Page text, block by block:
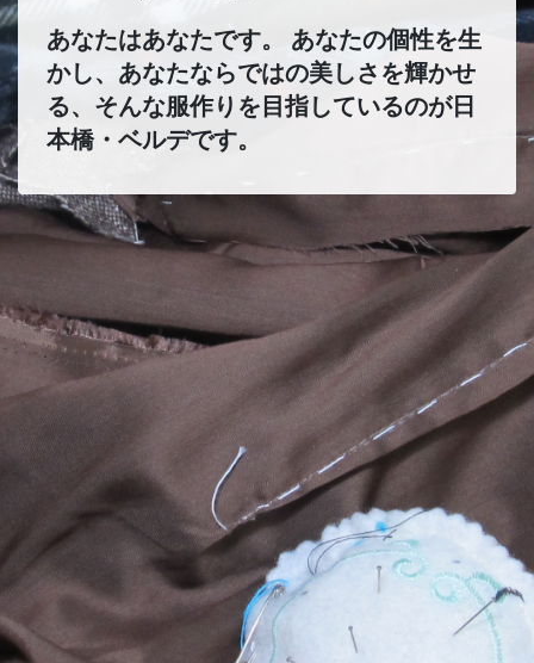
あなたはあなたです。 あなたの個性を生
かし、あなたならではの美しさを輝かせ
る、そんな服作りを目指しているのが日
本橋・ベルデです。